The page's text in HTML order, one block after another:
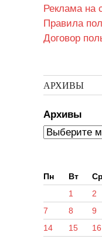
Реклама на
Правила
Договор
АРХИВЫ
Архивы
Пн
Вт Ср
1 2
7
8 9
14
15 16